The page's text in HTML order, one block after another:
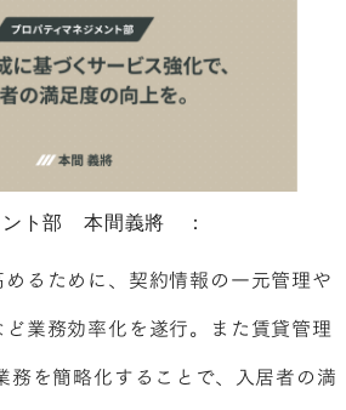
ント部 本間義將 ：
るために、契約情報の一元管理や
業務効率化を遂行。また賃貸管理
務を簡略化することで、入居者の満